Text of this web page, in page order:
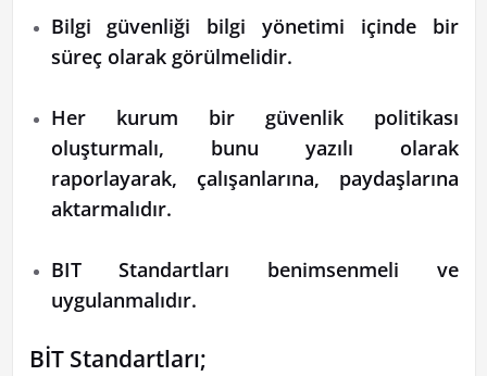
Bilgi güvenliği bilgi yönetimi içinde bir
süreç olarak görülmelidir.
Her kurum bir güvenlik politikası
oluşturmalı, bunu yazılı olarak
raporlayarak, çalışanlarına, paydaşlarına
aktarmalıdır.
BIT Standartları benimsenmeli ve
uygulanmalıdır.
BİT Standartları;